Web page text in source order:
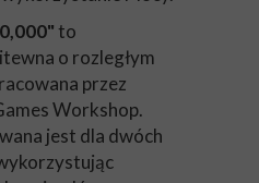
to
o rozległym
przez
Workshop.
jest dla dwóch